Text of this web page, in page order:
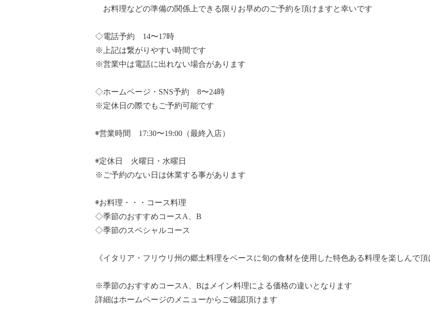
お料理などの準備の関係上できる限りお早めのご予約を頂けますと幸いです
◇電話予約 14〜17時
※上記は繋がりやすい時間です
※営業中は電話に出れない場合があります
◇ホームページ・SNS予約 8〜24時
※定休日の際でもご予約可能です
◉営業時間 17:30〜19:00（最終入店）
◉定休日 火曜日・水曜日
※ご予約のない日は休業する事があります
◉お料理・・・コース料理
◇季節のおすすめコースA、B
◇季節のスペシャルコース
《イタリア・フリウリ州の郷土料理をベースに旬の食材を使用した特色ある料理を楽しんで
※季節のおすすめコースA、Bはメイン料理による価格の違いとなります
詳細はホームページのメニューからご確認頂けます